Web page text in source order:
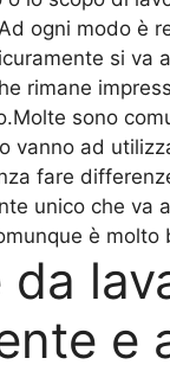
ogni modo è
si va
rimane
sono
vanno ad
fare
unico che va
è molto
da
e